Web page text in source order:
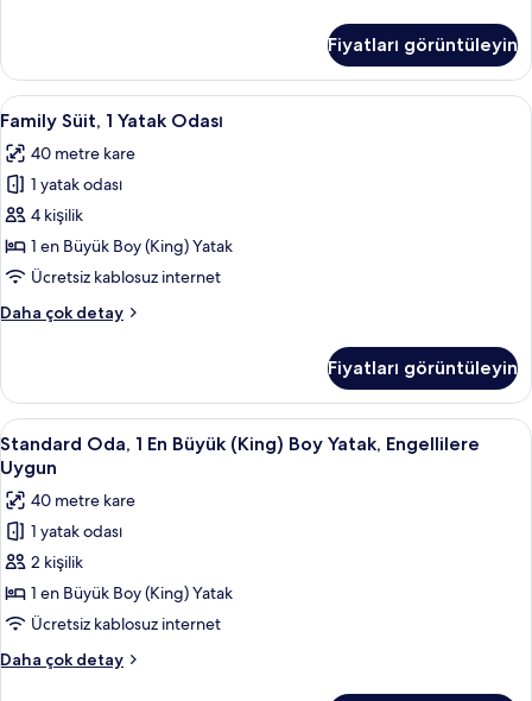
görün
Büyük
(King)
Boy
hakkında
daha
detay
Fiyatları görüntüleyin
Family
Süit,
1
Yatak
Odası
için
tüm
görün
Family Süit, 1 Yatak Odası | Anti
9
Family Süit, 1 Yatak Odası
40 metre kare
1 yatak odası
4 kişilik
1 en Büyük Boy (King) Yatak
Ücretsiz kablosuz internet
Daha çok detay
Family
Odası
hakkında
daha
fazla
detay
Fiyatları görüntüleyin
Standard
Oda,
En
Büyük
(King)
Boy
Yatak,
Engellilere
Uygun
Standard Oda, 1 En Büyük (King)
3
Standard Oda, 1 En Büyük (King) Boy Yatak, Engellilere
Uygun
40 metre kare
1 yatak odası
2 kişilik
1 en Büyük Boy (King) Yatak
Ücretsiz kablosuz internet
Daha çok detay
Standard